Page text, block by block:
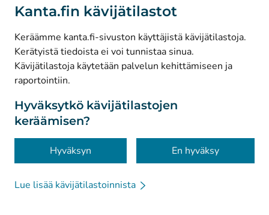
Kanta.fin kävijätilastot
Keräämme kanta.fi-sivuston käyttäjistä kävijätilastoja.
Kerätyistä tiedoista ei voi tunnistaa sinua.
Kävijätilastoja käytetään palvelun kehittämiseen ja
raportointiin.
Hyväksytkö kävijätilastojen
keräämisen?
Hyväksyn En hyväksy
Lue lisää kävijätilastoinnista
Facebook(Avautuu uuteen välilehteen)
© Kanta-Palvelut, Kansaneläkelaitos
Tietosuoja
Tietoa sivustosta
Saavutettavuus
Evästeet